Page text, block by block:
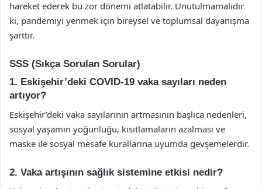
hareket ederek bu zor dönemi atlatabilir. Unutulmamalıdır
ki, pandemiyi yenmek için bireysel ve toplumsal dayanışma
şarttır.
SSS (Sıkça Sorulan Sorular)
1. Eskişehir’deki COVID-19 vaka sayıları neden
artıyor?
Eskişehir’deki vaka sayılarının artmasının başlıca nedenleri,
sosyal yaşamın yoğunluğu, kısıtlamaların azalması ve
maske ile sosyal mesafe kurallarına uyumda gevşemelerdir.
2. Vaka artışının sağlık sistemine etkisi nedir?